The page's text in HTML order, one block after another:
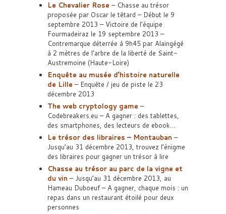
Le Chevalier Rose – Chasse au trésor
proposée par Oscar le têtard – Début le 9
septembre 2013 – Victoire de l’équipe
Fourmadeiraz le 19 septembre 2013 –
Contremarque déterrée à 9h45 par Alaingégé
à 2 mètres de l’arbre de la liberté de Saint-
Austremoine (Haute-Loire)
Enquête au musée d’histoire naturelle
de Lille – Enquête / jeu de piste le 23
décembre 2013
The web cryptology game –
Codebreakers.eu – A gagner : des tablettes,
des smartphones, des lecteurs de ebook…
Le trésor des libraires – Montauban –
Jusqu’au 31 décembre 2013, trouvez l’énigme
des libraires pour gagner un trésor à lire
Chasse au trésor au parc de la vigne et
du vin – Jusqu’au 31 décembre 2013, au
Hameau Duboeuf – A gagner, chaque mois : un
repas dans un restaurant étoilé pour deux
personnes